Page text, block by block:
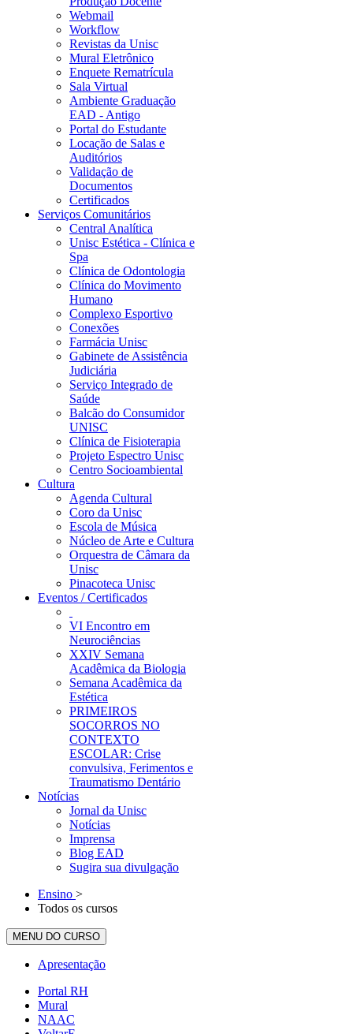
Webmail
Workflow
Revistas da Unisc
Mural Eletrônico
Enquete Rematrícula
Sala Virtual
Ambiente Graduação
EAD - Antigo
Portal do Estudante
Locação de Salas e
Auditórios
Validação de
Documentos
Certificados
Serviços Comunitários
Central Analítica
Unisc Estética - Clínica e
Spa
Clínica de Odontologia
Clínica do Movimento
Humano
Complexo Esportivo
Conexões
Farmácia Unisc
Gabinete de Assistência
Judiciária
Serviço Integrado de
Saúde
Balcão do Consumidor
UNISC
Clínica de Fisioterapia
Projeto Espectro Unisc
Centro Socioambiental
Cultura
Agenda Cultural
Coro da Unisc
Escola de Música
Núcleo de Arte e Cultura
Orquestra de Câmara da
Unisc
Pinacoteca Unisc
Eventos / Certificados
VI Encontro em
Neurociências
XXIV Semana
Acadêmica da Biologia
Semana Acadêmica da
Estética
PRIMEIROS
SOCORROS NO
CONTEXTO
ESCOLAR: Crise
convulsiva, Ferimentos e
Traumatismo Dentário
Notícias
Jornal da Unisc
Notícias
Imprensa
Blog EAD
Sugira sua divulgação
Ensino >
Todos os cursos
MENU DO CURSO
Apresentação
Portal RH
Mural
NAAC